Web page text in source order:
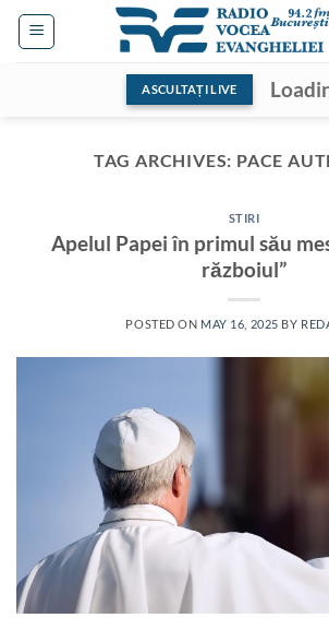
Skip
ASCULTAȚI LIVE
TAG ARCHIVES: PACE
STIRI
Apelul Papei în primul său
războiul”
POSTED ON MAY 16, 2025 BY